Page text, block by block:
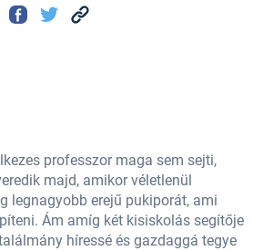
professzor maga sem sejti,
majd, amikor véletlenül
legnagyobb erejű pukiporát, ami
Ám amíg két kisiskolás segítője
híressé és gazdaggá tegye